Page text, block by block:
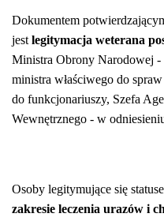
Dokumentem
jest legitymacja weterana
Ministra Obrony Narodowej -
ministra właściwego do
do funkcjonariuszy, Szefa
Wewnętrznego - w
Osoby legitymujące się
zakresie leczenia urazów i